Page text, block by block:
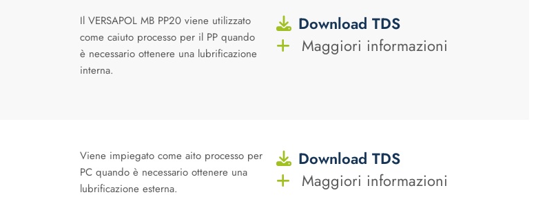
Il VERSAPOL MB PP20 viene utilizzato
come caiuto processo per il PP quando
è necessario ottenere una lubrificazione
interna.
Download TDS
Maggiori informazioni
Viene impiegato come aito processo per
PC quando è necessario ottenere una
lubrificazione esterna.
Download TDS
Maggiori informazioni